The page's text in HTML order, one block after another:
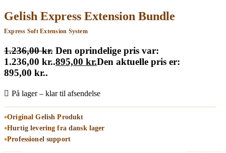
Gelish Express Extension Bundle
Express Soft Extension System
1.236,00kr. Den oprindelige pris var:
1.236,00 kr..895,00 kr.Den aktuelle pris er:
895,00 kr..
På lager – klar til afsendelse
Original Gelish Produkt
Hurtig levering fra dansk lager
Professionel support